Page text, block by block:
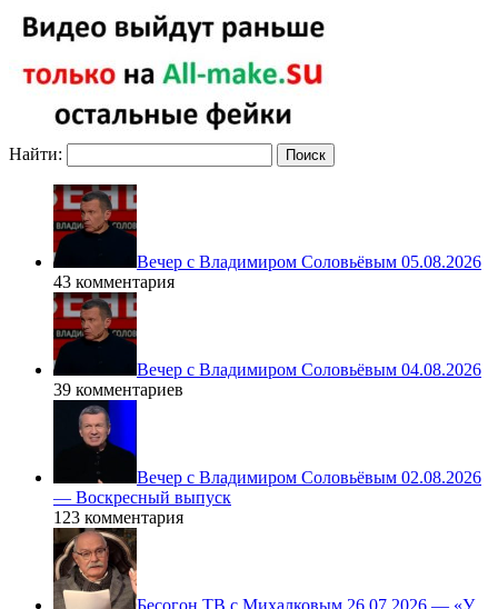
Найти:
Вечер с Владимиром Соловьёвым 05.08.2026
43 комментария
Вечер с Владимиром Соловьёвым 04.08.2026
39 комментариев
Вечер с Владимиром Соловьёвым 02.08.2026
— Воскресный выпуск
123 комментария
Бесогон ТВ с Михалковым 26.07.2026 — «У